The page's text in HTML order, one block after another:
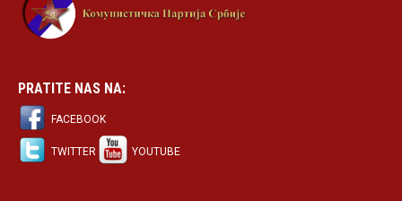
PRATITE NAS NA:
FACEBOOK
TWITTER YOUTUBE